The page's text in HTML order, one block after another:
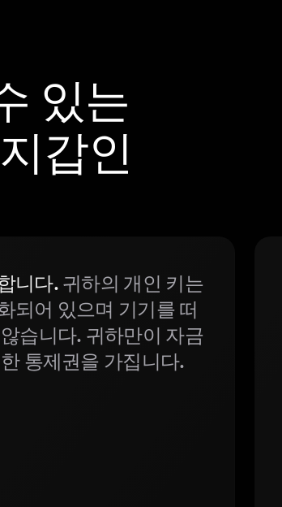
있는
갑인
니다.귀하의 개인 키는
되어 있으며 기기를 떠
습니다. 귀하만이 자금
통제권을 가집니다.